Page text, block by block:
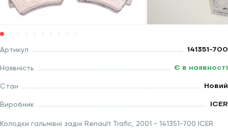
Колодки гальмівні задні Renault Trafic, 2001 - 141351-700 ICER
Артикул 141351-700
Наявність Є в наявності
Стан Новий
Виробник ICER